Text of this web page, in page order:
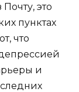
это
пунктах
что
и